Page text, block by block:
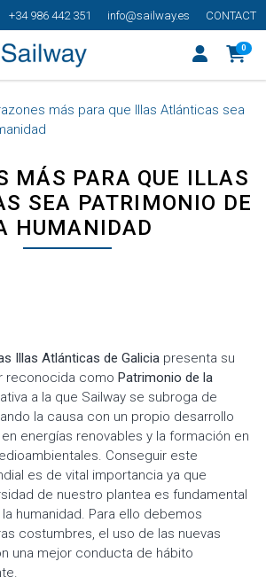
+34 986 442 351 info@sailway.es CONTACT
0
más para que Illas Atlánticas sea
MÁS PARA QUE ILLAS
SEA PATRIMONIO DE
HUMANIDAD
Illas Atlánticas de Galicia presenta su
reconocida comoPatrimonio de la
a la que Sailway se subroga de
la causa con un propio desarrollo
energías renovables y la formación en
Conseguir este
es de vital importancia ya que
de nuestro plantea es fundamental
humanidad. Para ello debemos
costumbres, el uso de las nuevas
una mejor conducta de hábito